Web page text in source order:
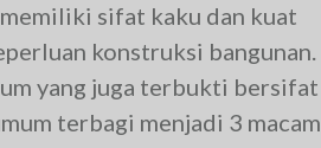
sifat kaku dan kuat
konstruksi bangunan.
yang juga terbukti bersifat
terbagi menjadi 3 macam